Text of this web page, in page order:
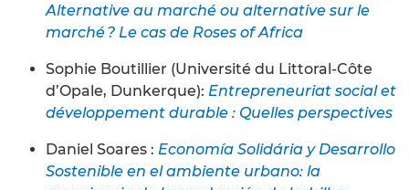
Alternative au marché ou alternative sur le
marché ? Le cas de Roses of Africa
Sophie Boutillier (Université du Littoral-Côte
d’Opale, Dunkerque): Entrepreneuriat social et
développement durable : Quelles perspectives
Daniel Soares : Economía Solidária y Desarrollo
Sostenible en el ambiente urbano: la